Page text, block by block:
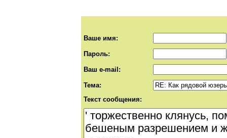
Ваше имя:
Пароль:
Ваш e-mail:
Тема:
Текст сообщения: